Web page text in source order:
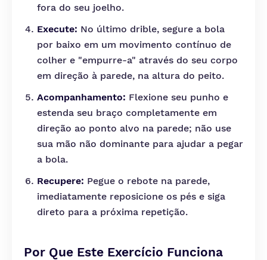
fora do seu joelho.
Execute: No último drible, segure a bola
por baixo em um movimento contínuo de
colher e "empurre-a" através do seu corpo
em direção à parede, na altura do peito.
Acompanhamento: Flexione seu punho e
estenda seu braço completamente em
direção ao ponto alvo na parede; não use
sua mão não dominante para ajudar a pegar
a bola.
Recupere: Pegue o rebote na parede,
imediatamente reposicione os pés e siga
direto para a próxima repetição.
Por Que Este Exercício Funciona